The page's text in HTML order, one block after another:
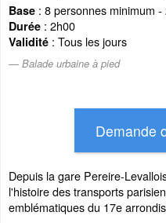
Base : 8 personnes minimum
Durée : 2h00
Validité : Tous les jours
Balade urbaine à pied
Depuis la gare Pereire-
l'histoire des transports
emblématiques du 17e